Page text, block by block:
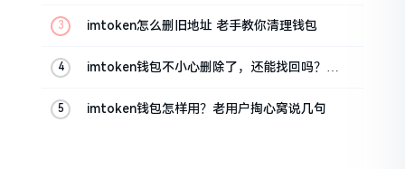
imtoken怎么删旧地址 老手教你清理钱包
imtoken钱包不小心删除了，还能找回吗？手
imtoken钱包怎样用？老用户掏心窝说几句